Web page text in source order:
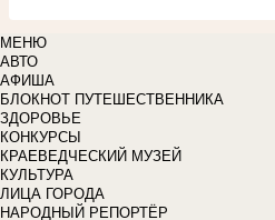
МЕНЮ
АВТО
АФИША
БЛОКНОТ ПУТЕШЕСТВЕННИКА
ЗДОРОВЬЕ
КОНКУРСЫ
КРАЕВЕДЧЕСКИЙ МУЗЕЙ
КУЛЬТУРА
ЛИЦА ГОРОДА
НАРОДНЫЙ РЕПОРТЁР